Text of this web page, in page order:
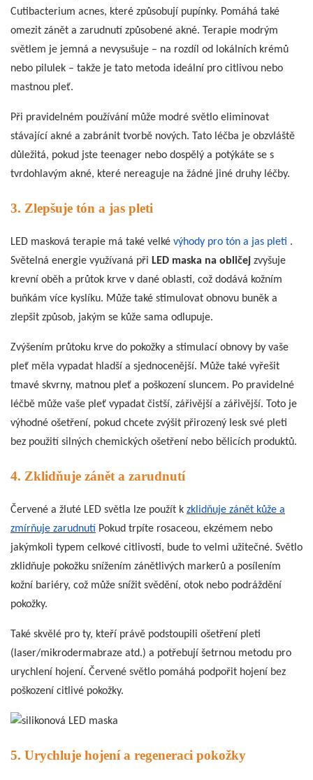
Cutibacterium acnes, které způsobují pupínky. Pomáhá také
omezit zánět a zarudnutí způsobené akné. Terapie modrým
světlem je jemná a nevysušuje – na rozdíl od lokálních krémů
nebo pilulek – takže je tato metoda ideální pro citlivou nebo
mastnou pleť.
Při pravidelném používání může modré světlo eliminovat
stávající akné a zabránit tvorbě nových. Tato léčba je obzvláště
důležitá, pokud jste teenager nebo dospělý a potýkáte se s
tvrdohlavým akné, které nereaguje na žádné jiné druhy léčby.
3. Zlepšuje tón a jas pleti
LED masková terapie má také velké výhody pro tón a jas pleti .
Světelná energie využívaná při LED maska ​​na obličej zvyšuje
krevní oběh a průtok krve v dané oblasti, což dodává kožním
buňkám více kyslíku. Může také stimulovat obnovu buněk a
zlepšit způsob, jakým se kůže sama odlupuje.
Zvýšením průtoku krve do pokožky a stimulací obnovy by vaše
pleť měla vypadat hladší a sjednocenější. Může také vyřešit
tmavé skvrny, matnou pleť a poškození sluncem. Po pravidelné
léčbě může vaše pleť vypadat čistší, zářivější a zářivější. Toto je
výhodné ošetření, pokud chcete zvýšit přirozený lesk své pleti
bez použití silných chemických ošetření nebo bělicích produktů.
4. Zklidňuje zánět a zarudnutí
Červené a žluté LED světla lze použít k zklidňuje zánět kůže a
zmírňuje zarudnutí Pokud trpíte rosaceou, ekzémem nebo
jakýmkoli typem celkové citlivosti, bude to velmi užitečné. Světlo
zklidňuje pokožku snížením zánětlivých markerů a posílením
kožní bariéry, což může snížit svědění, otok nebo podráždění
pokožky.
Také skvělé pro ty, kteří právě podstoupili ošetření pleti
(laser/mikrodermabraze atd.) a potřebují šetrnou metodu pro
urychlení hojení. Červené světlo pomáhá podpořit hojení bez
poškození citlivé pokožky.
5. Urychluje hojení a regeneraci pokožky